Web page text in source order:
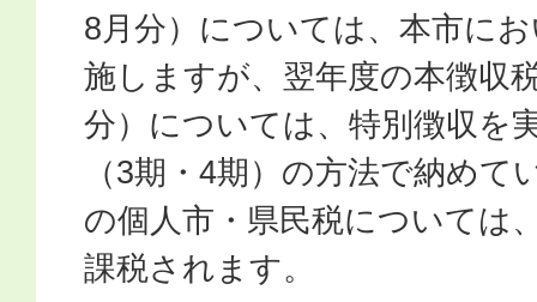
8月分）については、本市に
施しますが、翌年度の本徴収
分）については、特別徴収を
（3期・4期）の方法で納めて
の個人市・県民税については
課税されます。